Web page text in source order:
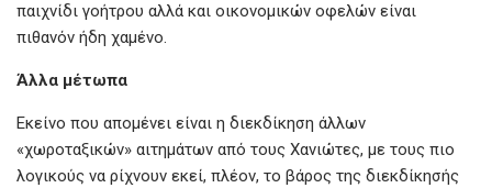
παιχνίδι γοήτρου αλλά και οικονομικών οφελών είναι
πιθανόν ήδη χαμένο.
Άλλα μέτωπα
Εκείνο που απομένει είναι η διεκδίκηση άλλων
«χωροταξικών» αιτημάτων από τους Χανιώτες, με τους πιο
λογικούς να ρίχνουν εκεί, πλέον, το βάρος της διεκδίκησής